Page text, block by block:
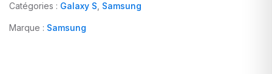
Catégories : Galaxy S Samsung
Marque : Samsung